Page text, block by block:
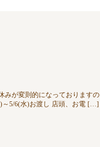
みが変則的になっておりますの
～5/6(水)お渡し 店頭、お電 […]